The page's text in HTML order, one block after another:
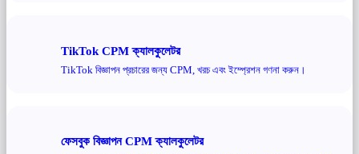
TikTok CPM ক্যালকুলেটর
TikTok বিজ্ঞাপন প্রচারের জন্য CPM, খরচ এবং ইম্প্রেশন গণনা করুন।
ফেসবুক বিজ্ঞাপন CPM ক্যালকুলেটর